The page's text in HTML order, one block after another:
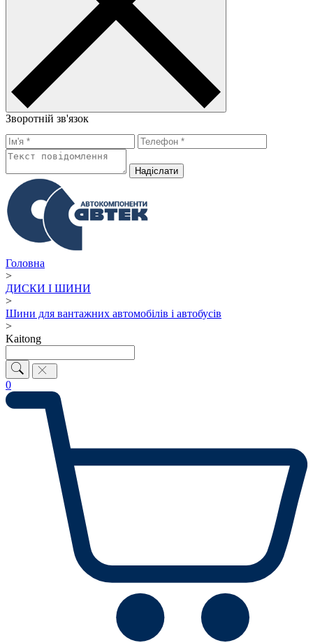
Зворотній зв'язок
Надiслати
Головна
>
ДИСКИ І ШИНИ
>
Шини для вантажних автомобілів і автобусів
>
Kaitong
0